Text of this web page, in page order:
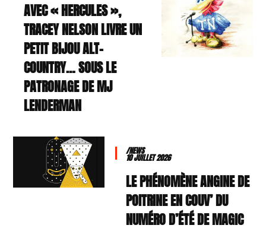
AVEC « HERCULES »,
TRACEY NELSON LIVRE UN
PETIT BIJOU ALT-
COUNTRY… SOUS LE
PATRONAGE DE MJ
LENDERMAN
/NEWS
10 JUILLET 2026
LE PHÉNOMÈNE ANGINE DE
POITRINE EN COUV’ DU
NUMÉRO D’ÉTÉ DE MAGIC